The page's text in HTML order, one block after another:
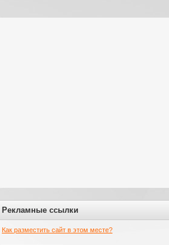
Рекламные ссылки
Как разместить сайт в этом месте?